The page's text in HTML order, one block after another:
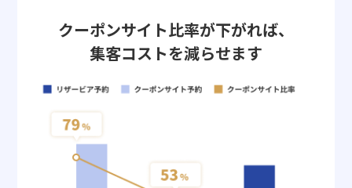
クーポンサイト比率が下がれば、
集客コストを減らせます